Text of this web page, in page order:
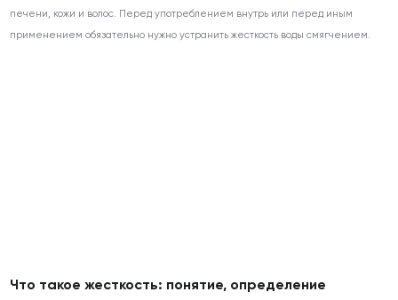
печени, кожи и волос. Перед употреблением внутрь или перед иным
применением обязательно нужно устранить жесткость воды смягчением.
Что такое жесткость: понятие, определение